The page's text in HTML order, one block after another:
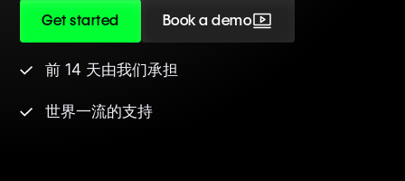
Get started Book a demo
前 14 天由我们承担
世界一流的支持